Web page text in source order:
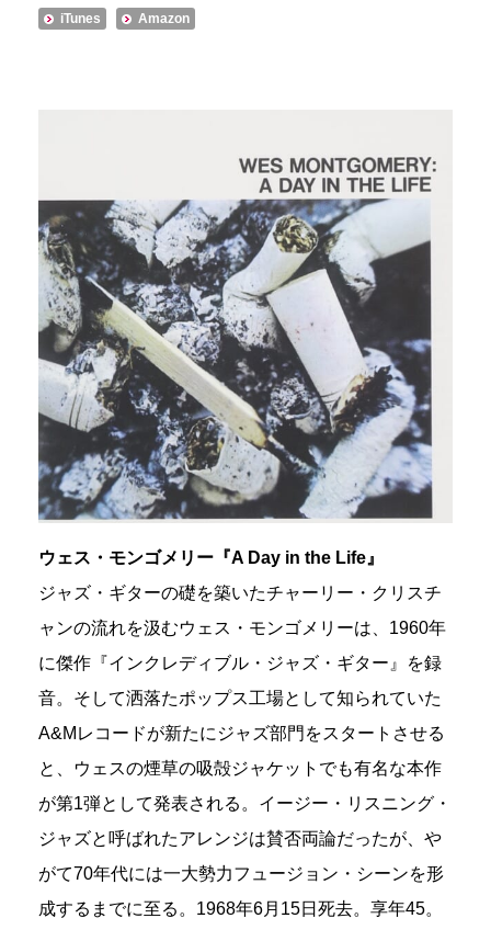
iTunes Amazon
ウェス・モンゴメリー『A Day in the Life』
ジャズ・ギターの礎を築いたチャーリー・クリスチ
ャンの流れを汲むウェス・モンゴメリーは、1960年
に傑作『インクレディブル・ジャズ・ギター』を録
音。そして洒落たポップス工場として知られていた
A&Mレコードが新たにジャズ部門をスタートさせる
と、ウェスの煙草の吸殻ジャケットでも有名な本作
が第1弾として発表される。イージー・リスニング・
ジャズと呼ばれたアレンジは賛否両論だったが、や
がて70年代には一大勢力フュージョン・シーンを形
成するまでに至る。1968年6月15日死去。享年45。